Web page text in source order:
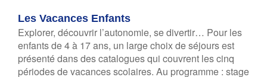
Les Vacances Enfants
Explorer, découvrir l’autonomie, se divertir… Pour les
enfants de 4 à 17 ans, un large choix de séjours est
présenté dans des catalogues qui couvrent les cinq
périodes de vacances scolaires. Au programme : stage